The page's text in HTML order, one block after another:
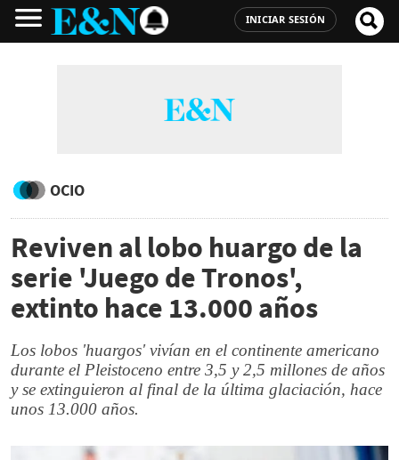
INICIAR SESIÓN
OCIO
Reviven al lobo huargo de la
serie 'Juego de Tronos',
extinto hace 13.000 años
Los lobos 'huargos' vivían en el continente americano
durante el Pleistoceno entre 3,5 y 2,5 millones de años
y se extinguieron al final de la última glaciación, hace
unos 13.000 años.